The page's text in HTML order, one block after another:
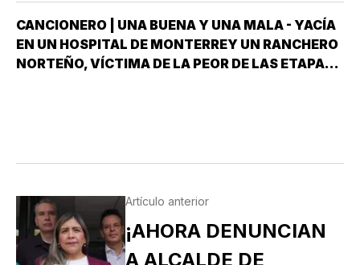
CANCIONERO | UNA BUENA Y UNA MALA - YACÍA
EN UN HOSPITAL DE MONTERREY UN RANCHERO
NORTEÑO, VÍCTIMA DE LA PEOR DE LAS ETAPAS
Artículo anterior
¡AHORA DENUNCIAN
A ALCALDE DE